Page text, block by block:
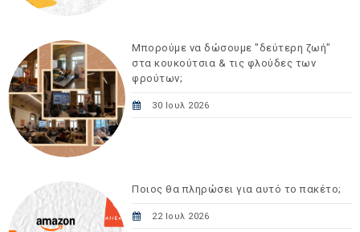
Μπορούμε να δώσουμε "δεύτερη ζωή"
στα κουκούτσια & τις φλούδες των
φρούτων;
30 Ιουλ 2026
Ποιος θα πληρώσει για αυτό το πακέτο;
22 Ιουλ 2026